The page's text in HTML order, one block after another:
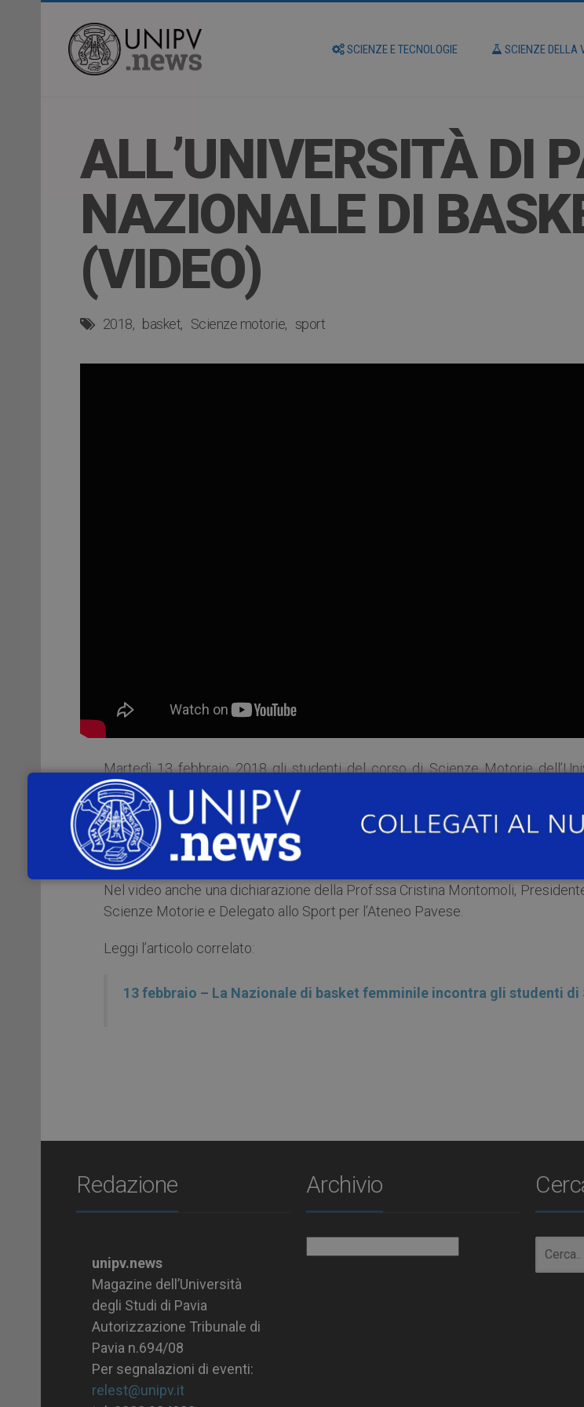
SCIENZE E TECNOLOGIE SCIENZE DELLA
ALL’UNIVERSITÀ DI
NAZIONALE DI
(VIDEO)
2018 basket Scienze motorie sport
Martedì 13 febbraio 2018 gli studenti del corso di Scienze Motorie
avuto l’opportunità di incontrare la Nazionale italiana femminile di basket.
le Azzurre – impegnate a Pavia, mercoledì 14 febbraio, contro la Macedonia
qualificazione per i Campionati Europei Femminili del 2019 (vinta dall’Italia
– hanno rilasciato ai microfoni di UCampus!
Nel video anche una dichiarazione della Prof.ssa Cristina Montomoli,
Scienze Motorie e Delegato allo Sport per l’Ateneo Pavese.
Leggi l’articolo correlato:
13 febbraio – La Nazionale di basket femminile incontra gli studenti
Redazione
unipv.news
Magazine dell’Università
degli Studi di Pavia
Autorizzazione Tribunale di
Pavia n.694/08
Per segnalazioni di eventi:
relest@unipv.it
Archivio